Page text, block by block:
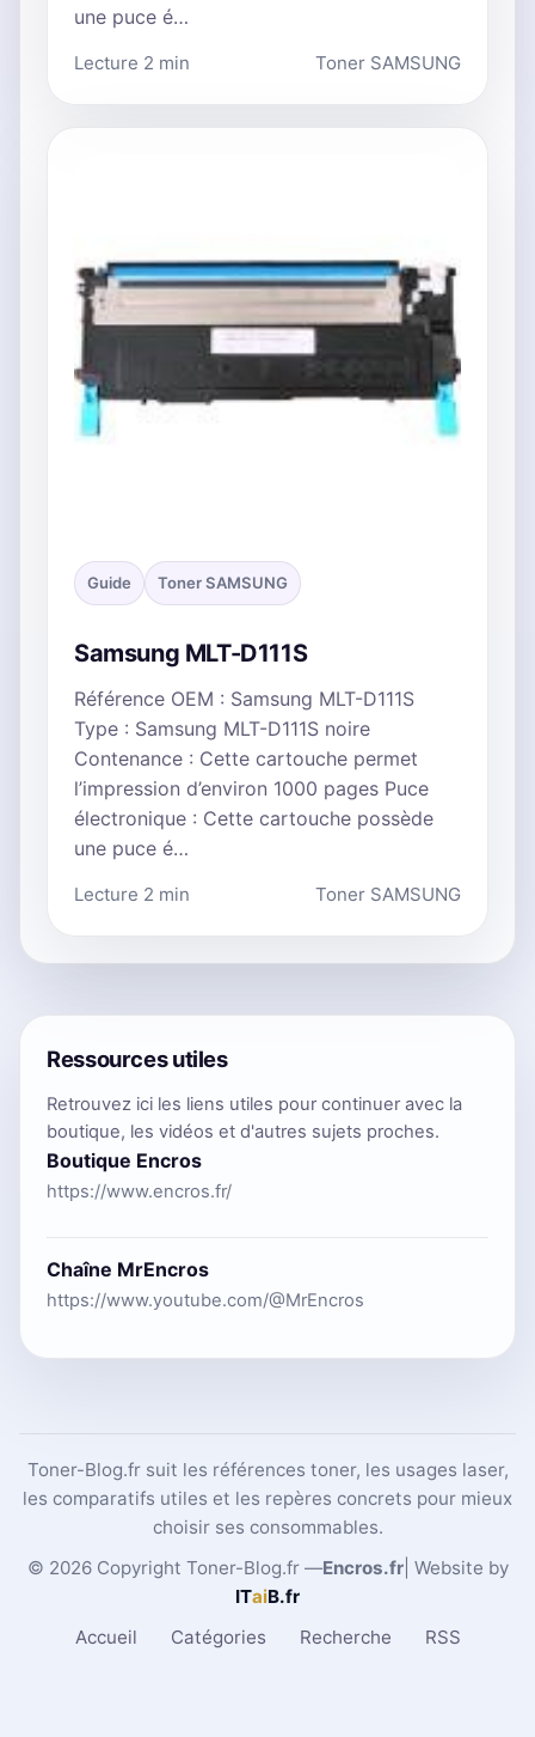
une puce é…
Lecture 2 min Toner SAMSUNG
Guide Toner SAMSUNG
Samsung MLT-D111S
Référence OEM : Samsung MLT-D111S
Type : Samsung MLT-D111S noire
Contenance : Cette cartouche permet
l’impression d’environ 1000 pages Puce
électronique : Cette cartouche possède
une puce é…
Lecture 2 min Toner SAMSUNG
Ressources utiles
Retrouvez ici les liens utiles pour continuer avec la
boutique, les vidéos et d'autres sujets proches.
Boutique Encros
https://www.encros.fr/
Chaîne MrEncros
https://www.youtube.com/@MrEncros
Toner-Blog.fr suit les références toner, les usages laser,
les comparatifs utiles et les repères concrets pour mieux
choisir ses consommables.
© 2026 Copyright Toner-Blog.fr —Encros.fr| Website by
ITaiB.fr
Accueil
Catégories Recherche RSS